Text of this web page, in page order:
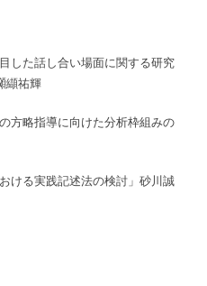
した話し合い場面に関する研究
纈祐輝
方略指導に向けた分析枠組みの
ける実践記述法の検討」砂川誠